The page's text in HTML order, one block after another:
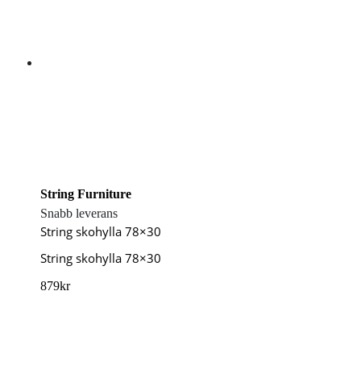
String Furniture
Snabb leverans
String skohylla 78×30
String skohylla 78×30
879kr